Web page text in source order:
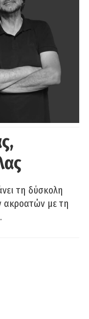
τη δύσκολη
ακροατών με τη